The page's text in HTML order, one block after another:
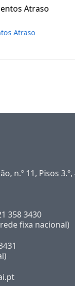
Atraso
Atraso
n.º 11, Pisos 3.º,
358 3430
fixa nacional)